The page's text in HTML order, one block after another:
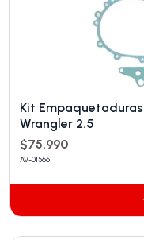
Kit
Wrangler 2.5
$75.990
AV-01566